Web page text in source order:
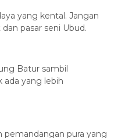
yang kental. Jangan
pasar seni Ubud.
Batur sambil
ada yang lebih
pemandangan pura yang